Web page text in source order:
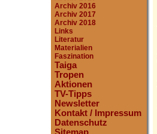
Archiv 2016
Archiv 2017
Archiv 2018
Links
Literatur
Materialien
Faszination
Taiga
Tropen
Aktionen
TV-Tipps
Newsletter
Kontakt / Impressum
Datenschutz